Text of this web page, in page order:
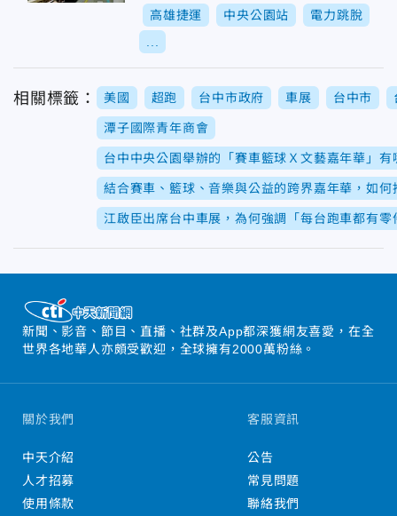
高雄捷運 中央公園站 電力跳脫
相關標籤： 美國 超跑 台中市政府 車展 台中市
潭子國際青年商會
台中中央公園舉辦的「賽車籃球Ｘ文藝嘉年華」
結合賽車、籃球、音樂與公益的跨界嘉年華，如
江啟臣出席台中車展，為何強調「每台跑車都有零
新聞、影音、節目、直播、社群及App都深獲網友喜愛，在全
世界各地華人亦頗受歡迎，全球擁有2000萬粉絲。
關於我們
中天介紹
人才招募
使用條款
客服資訊
公告
常見問題
聯絡我們